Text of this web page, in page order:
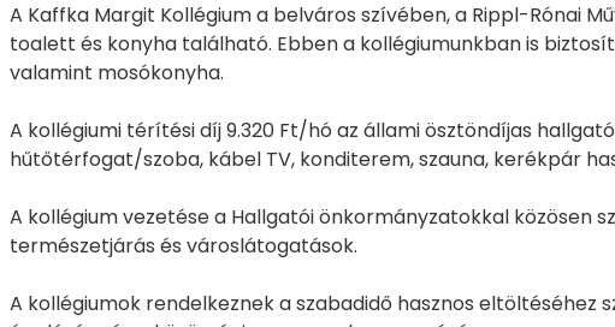
A Kaffka Margit Kollégium a belváros szívében, a Rippl-Rónai
toalett és konyha található. Ebben a kollégiumunkban is
valamint mosókonyha.
A kollégiumi térítési díj 9.320 Ft/hó az állami ösztöndíjas
hűtőtérfogat/szoba, kábel TV, konditerem, szauna, kerékpár
A kollégium vezetése a Hallgatói önkormányzatokkal
természetjárás és városlátogatások.
A kollégiumok rendelkeznek a szabadidő hasznos